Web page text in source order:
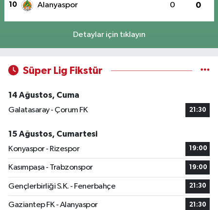
10 Alanyaspor 0 0
Detaylar için tıklayın
Süper Lig Fikstür
14 Ağustos, Cuma
Galatasaray - Çorum FK
21:30
15 Ağustos, Cumartesi
Konyaspor - Rizespor
19:00
Kasımpaşa - Trabzonspor 19:00
Gençlerbirliği S.K. - Fenerbahçe 21:30
Gaziantep FK - Alanyaspor 21:30